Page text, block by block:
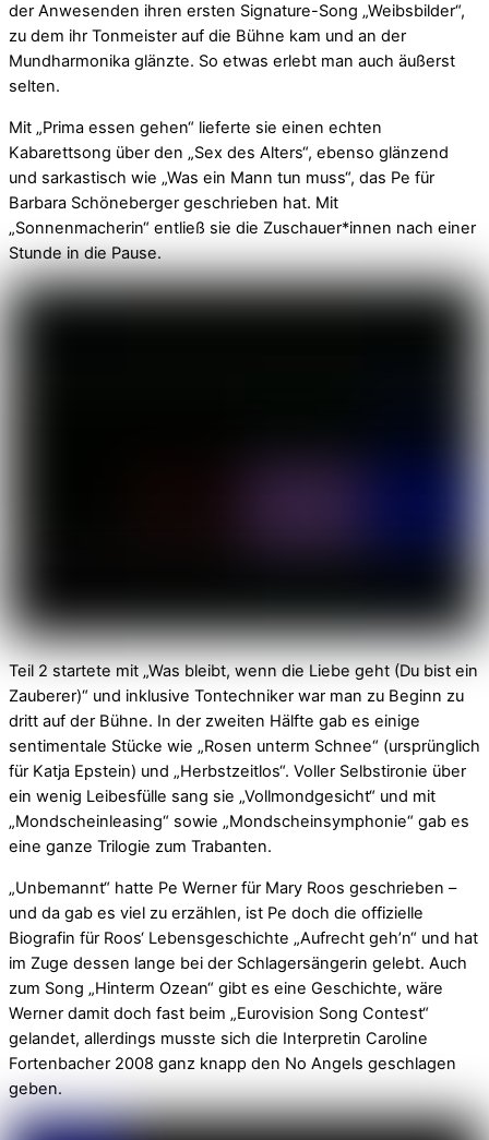
der Anwesenden ihren ersten Signature-Song „Weibsbilder“,
zu dem ihr Tonmeister auf die Bühne kam und an der
Mundharmonika glänzte. So etwas erlebt man auch äußerst
selten.
Mit „Prima essen gehen“ lieferte sie einen echten
Kabarettsong über den „Sex des Alters“, ebenso glänzend
und sarkastisch wie „Was ein Mann tun muss“, das Pe für
Barbara Schöneberger geschrieben hat. Mit
„Sonnenmacherin“ entließ sie die Zuschauer*innen nach einer
Stunde in die Pause.
Teil 2 startete mit „Was bleibt, wenn die Liebe geht (Du bist ein
Zauberer)“ und inklusive Tontechniker war man zu Beginn zu
dritt auf der Bühne. In der zweiten Hälfte gab es einige
sentimentale Stücke wie „Rosen unterm Schnee“ (ursprünglich
für Katja Epstein) und „Herbstzeitlos“. Voller Selbstironie über
ein wenig Leibesfülle sang sie „Vollmondgesicht“ und mit
„Mondscheinleasing“ sowie „Mondscheinsymphonie“ gab es
eine ganze Trilogie zum Trabanten.
„Unbemannt“ hatte Pe Werner für Mary Roos geschrieben –
und da gab es viel zu erzählen, ist Pe doch die offizielle
Biografin für Roos‘ Lebensgeschichte „Aufrecht geh’n“ und hat
im Zuge dessen lange bei der Schlagersängerin gelebt. Auch
zum Song „Hinterm Ozean“ gibt es eine Geschichte, wäre
Werner damit doch fast beim „Eurovision Song Contest“
gelandet, allerdings musste sich die Interpretin Caroline
Fortenbacher 2008 ganz knapp den No Angels geschlagen
geben.